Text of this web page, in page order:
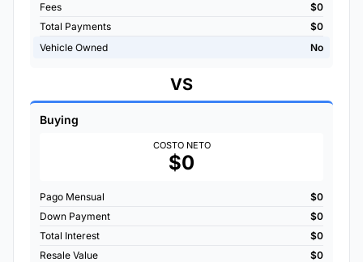
Fees
$0
Total Payments
$0
Vehicle Owned
No
VS
Buying
COSTO NETO
$0
Pago Mensual
$0
Down Payment
$0
Total Interest
$0
Resale Value
$0